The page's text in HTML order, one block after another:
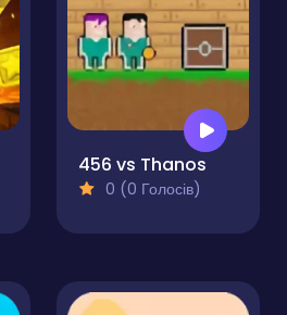
456 vs Thanos
0 (0 Голосів)